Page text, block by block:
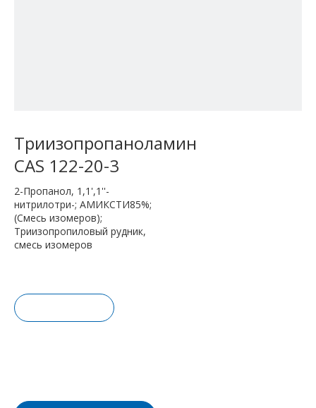
Триизопропаноламин
CAS 122-20-3
2-Пропанол, 1,1',1''-
нитрилотри-; АМИКСТИ85%;
(Смесь изомеров);
Триизопропиловый рудник,
смесь изомеров